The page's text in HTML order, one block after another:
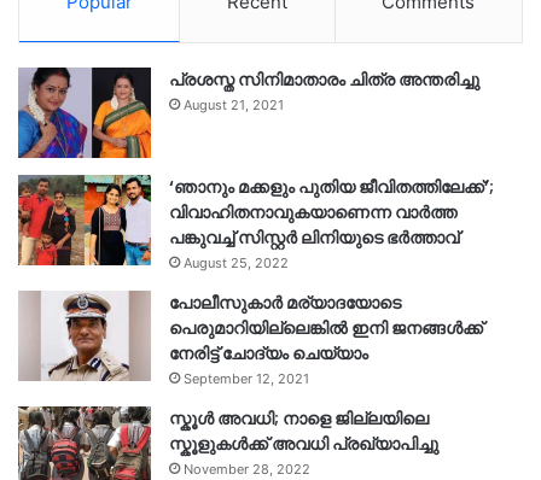
പ്രശസ്ത സിനിമാതാരം ചിത്ര അന്തരിച്ചു
August 21, 2021
‘ഞാനും മക്കളും പുതിയ ജീവിതത്തിലേക്ക്’;
വിവാഹിതനാവുകയാണെന്ന വാർത്ത
പങ്കുവച്ച് സിസ്റ്റർ ലിനിയുടെ ഭർത്താവ്
August 25, 2022
പോലീസുകാര്‍ മര്യാദയോടെ
പെരുമാറിയില്ലെങ്കില്‍ ഇനി ജനങ്ങള്‍ക്ക്
നേരിട്ട് ചോദ്യം ചെയ്യാം
September 12, 2021
സ്കൂൾ അവധി; നാളെ ജില്ലയിലെ
സ്കൂളുകൾക്ക് അവധി പ്രഖ്യാപിച്ചു
November 28, 2022